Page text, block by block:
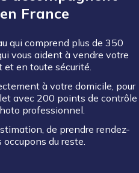
France
qui comprend plus de 350
vous aident à vendre votre
en toute sécurité.
à votre domicile, pour
avec 200 points de contrôle
professionnel.
de prendre rendez-
du reste.